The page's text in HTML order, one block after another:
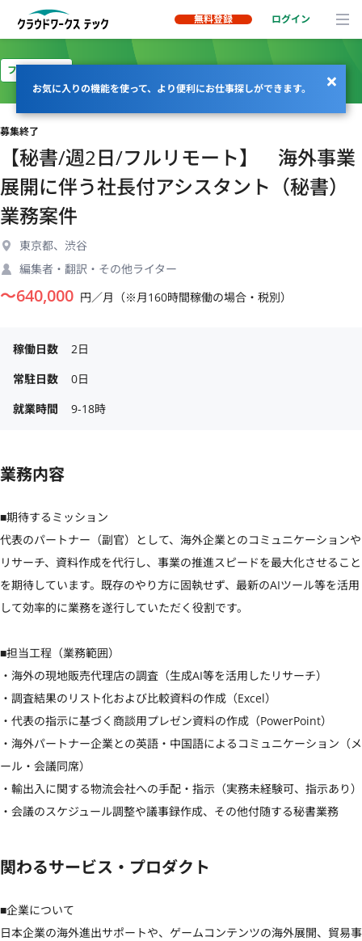
無料登録 ログイン
お気に入りの機能を使って、より便利にお仕事探しができます。
フルリモート
募集終了
【秘書/週2日/フルリモート】 海外事業
展開に伴う社長付アシスタント（秘書）
業務案件
東京都、渋谷
編集者・翻訳・その他ライター
〜640,000 円／月（※月160時間稼働の場合・税別）
稼働日数
2日
常駐日数
0日
就業時間
9-18時
業務内容
■期待するミッション
代表のパートナー（副官）として、海外企業とのコミュニケーションや
リサーチ、資料作成を代行し、事業の推進スピードを最大化させること
を期待しています。既存のやり方に固執せず、最新のAIツール等を活用
して効率的に業務を遂行していただく役割です。
■担当工程（業務範囲）
・海外の現地販売代理店の調査（生成AI等を活用したリサーチ）
・調査結果のリスト化および比較資料の作成（Excel）
・代表の指示に基づく商談用プレゼン資料の作成（PowerPoint）
・海外パートナー企業との英語・中国語によるコミュニケーション（メ
ール・会議同席）
・輸出入に関する物流会社への手配・指示（実務未経験可、指示あり）
・会議のスケジュール調整や議事録作成、その他付随する秘書業務
関わるサービス・プロダクト
■企業について
日本企業の海外進出サポートや、ゲームコンテンツの海外展開、貿易事